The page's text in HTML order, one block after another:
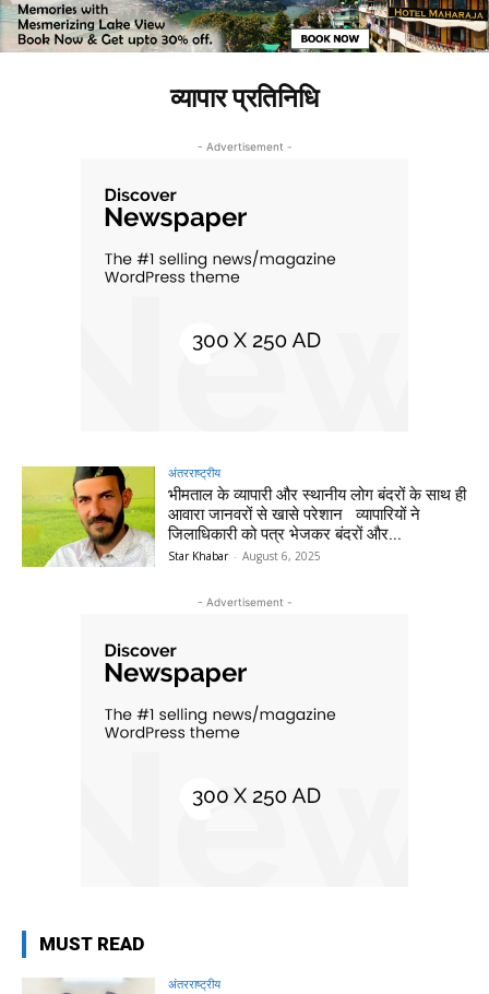
व्यापार प्रतिनिधि
- Advertisement -
अंतरराष्ट्रीय
भीमताल के व्यापारी और स्थानीय लोग बंदरों के साथ ही
आवारा जानवरों से खासे परेशान व्यापारियों ने
जिलाधिकारी को पत्र भेजकर बंदरों और...
Star Khabar - August 6, 2025
- Advertisement -
MUST READ
अंतरराष्ट्रीय